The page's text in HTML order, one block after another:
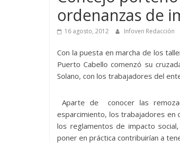
ordenanzas de
16 agosto, 2012 Infoven Redacción
Con la puesta en marcha de los
Puerto Cabello comenzó su
Solano, con los trabajadores del
Aparte de conocer las
esparcimiento, los trabajadores en
los reglamentos de impacto
poner en práctica contribuirían a